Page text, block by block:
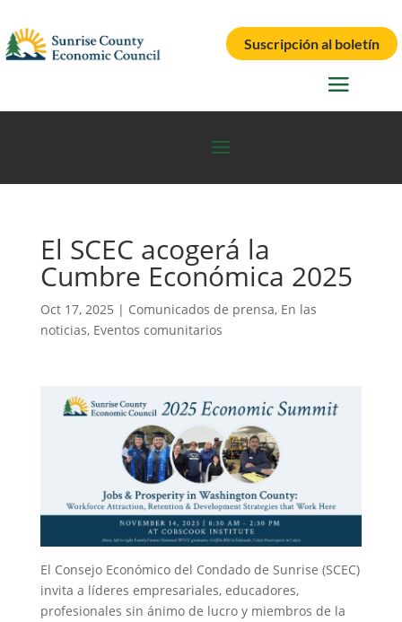
Suscripción al boletín
El SCEC acogerá la
Cumbre Económica 2025
Oct 17, 2025 | Comunicados de prensa, En las
noticias, Eventos comunitarios
El Consejo Económico del Condado de Sunrise (SCEC)
invita a líderes empresariales, educadores,
profesionales sin ánimo de lucro y miembros de la